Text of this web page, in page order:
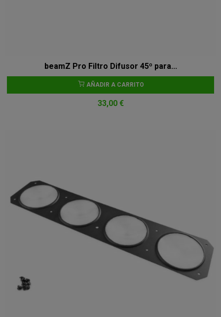
beamZ Pro Filtro Difusor 45º para...
AÑADIR A CARRITO
33,00 €